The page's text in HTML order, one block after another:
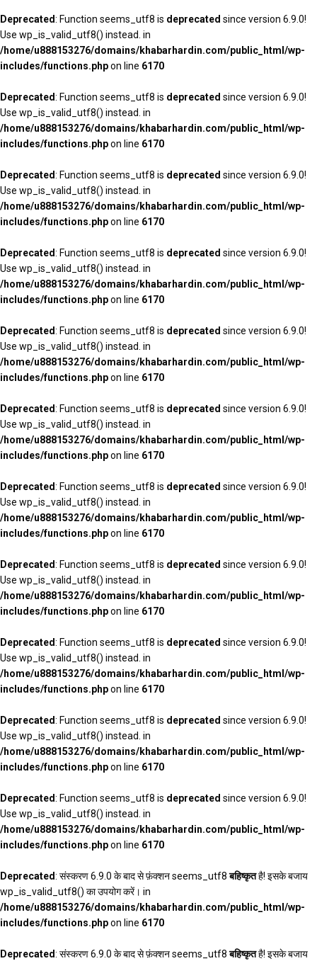
Deprecated: Function seems_utf8 is deprecated since version 6.9.0!
Use wp_is_valid_utf8() instead. in
/home/u888153276/domains/khabarhardin.com/public_html/wp-
includes/functions.phpon line 6170
Deprecated: Function seems_utf8 is deprecated since version 6.9.0!
Use wp_is_valid_utf8() instead. in
/home/u888153276/domains/khabarhardin.com/public_html/wp-
includes/functions.phpon line 6170
Deprecated: Function seems_utf8 is deprecated since version 6.9.0!
Use wp_is_valid_utf8() instead. in
/home/u888153276/domains/khabarhardin.com/public_html/wp-
includes/functions.phpon line 6170
Deprecated: Function seems_utf8 is deprecated since version 6.9.0!
Use wp_is_valid_utf8() instead. in
/home/u888153276/domains/khabarhardin.com/public_html/wp-
includes/functions.phpon line 6170
Deprecated: Function seems_utf8 is deprecated since version 6.9.0!
Use wp_is_valid_utf8() instead. in
/home/u888153276/domains/khabarhardin.com/public_html/wp-
includes/functions.phpon line 6170
Deprecated: Function seems_utf8 is deprecated since version 6.9.0!
Use wp_is_valid_utf8() instead. in
/home/u888153276/domains/khabarhardin.com/public_html/wp-
includes/functions.phpon line 6170
Deprecated: Function seems_utf8 is deprecated since version 6.9.0!
Use wp_is_valid_utf8() instead. in
/home/u888153276/domains/khabarhardin.com/public_html/wp-
includes/functions.phpon line 6170
Deprecated: Function seems_utf8 is deprecated since version 6.9.0!
Use wp_is_valid_utf8() instead. in
/home/u888153276/domains/khabarhardin.com/public_html/wp-
includes/functions.phpon line 6170
Deprecated: Function seems_utf8 is deprecated since version 6.9.0!
Use wp_is_valid_utf8() instead. in
/home/u888153276/domains/khabarhardin.com/public_html/wp-
includes/functions.phpon line 6170
Deprecated: Function seems_utf8 is deprecated since version 6.9.0!
Use wp_is_valid_utf8() instead. in
/home/u888153276/domains/khabarhardin.com/public_html/wp-
includes/functions.phpon line 6170
Deprecated: Function seems_utf8 is deprecated since version 6.9.0!
Use wp_is_valid_utf8() instead. in
/home/u888153276/domains/khabarhardin.com/public_html/wp-
includes/functions.phpon line 6170
Deprecated: संस्करण 6.9.0 के बाद से फ़ंक्शन seems_utf8बहिष्कृतहै! इसके बजाय
wp_is_valid_utf8() का उपयोग करें। in
/home/u888153276/domains/khabarhardin.com/public_html/wp-
includes/functions.phpon line 6170
Deprecated: संस्करण 6.9.0 के बाद से फ़ंक्शन seems_utf8बहिष्कृतहै! इसके बजाय